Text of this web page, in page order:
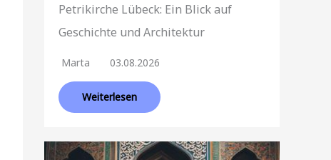
Petrikirche Lübeck: Ein Blick auf
Geschichte und Architektur
Marta 03.08.2026
Weiterlesen